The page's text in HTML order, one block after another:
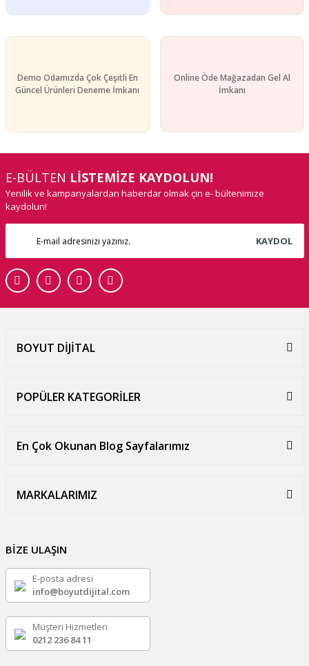
Demo Odamızda Çok Çeşitli En
Güncel Ürünleri Deneme İmkanı
Online Öde Mağazadan Gel Al
İmkanı
E-BÜLTEN LİSTEMİZE KAYDOLUN!
Yenilik ve kampanyalardan haberdar olmak çin e- bültenimize
kaydolun!
KAYDOL
BOYUT DİJİTAL
POPÜLER KATEGORİLER
En Çok Okunan Blog Sayfalarımız
MARKALARIMIZ
BİZE ULAŞIN
E-posta adresi
info@boyutdijital.com
Müşteri Hizmetleri
0212 236 84 11